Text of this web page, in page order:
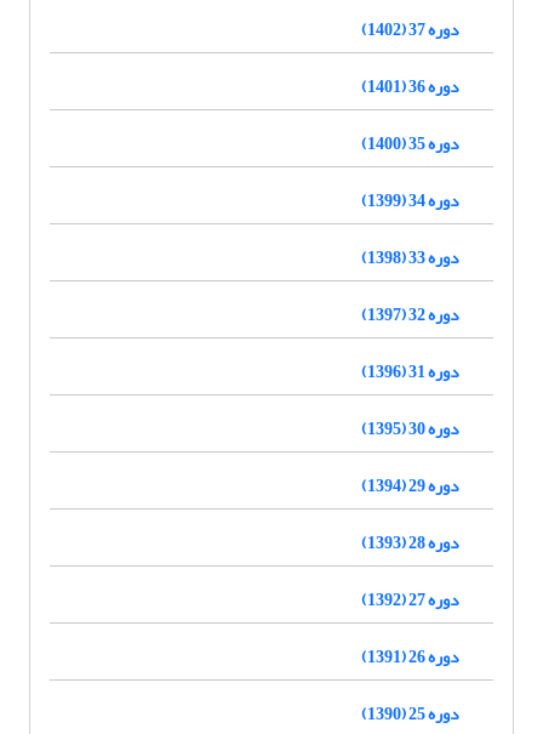
دوره 37 (1402)
دوره 36 (1401)
دوره 35 (1400)
دوره 34 (1399)
دوره 33 (1398)
دوره 32 (1397)
دوره 31 (1396)
دوره 30 (1395)
دوره 29 (1394)
دوره 28 (1393)
دوره 27 (1392)
دوره 26 (1391)
دوره 25 (1390)